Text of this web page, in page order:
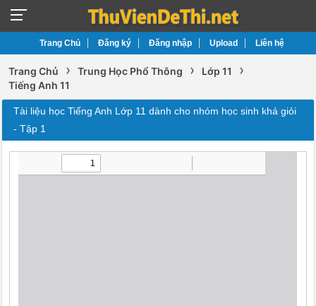
Trang Chủ Đăng ký Đăng nhập Upload Liên hệ
Trang Chủ › Trung Học Phổ Thông › Lớp 11 ›
Tiếng Anh 11
Tài liệu học Tiếng Anh Lớp 11 dành cho nhóm học sinh khá giỏi
- Tập 1